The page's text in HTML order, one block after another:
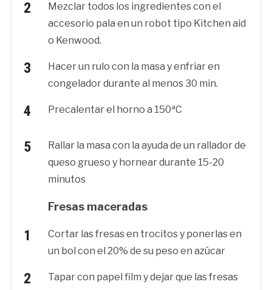
Mezclar todos los ingredientes con el
accesorio pala en un robot tipo Kitchen aid
o Kenwood.
Hacer un rulo con la masa y enfriar en
congelador durante al menos 30 min.
Precalentar el horno a 150ªC
Rallar la masa con la ayuda de un rallador de
queso grueso y hornear durante 15-20
minutos
Fresas maceradas
Cortar las fresas en trocitos y ponerlas en
un bol con el 20% de su peso en azúcar
Tapar con papel film y dejar que las fresas